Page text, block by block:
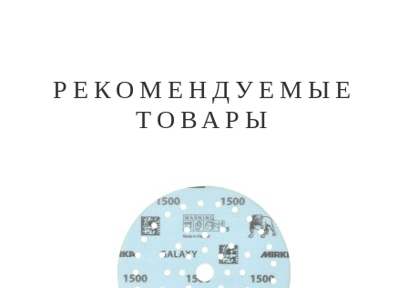
РЕКОМЕНДУЕМЫЕ
ТОВАРЫ